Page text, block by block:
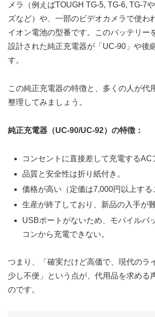
メラ（例えばTOUGH TG-5, TG-6, TG-7
ズなど）や、一部のビデオカメラで使わ
イオン電池の型番です。このバッテリー
設計された純正充電器が「UC-90」や後
す。
この純正充電器の特徴と、多くの人が代
整理してみましょう。
純正充電器（UC-90/UC-92）の特徴：
コンセントに直接差して充電するAC
品質と安全性は折り紙付き。
価格が高い（定価は7,000円以上する
生産が終了しており、新品の入手が難
USBポートがないため、モバイルバ
コンから充電できない。
つまり、「確実だけど高価で、現代のラ
少し不便」という点が、代用品を求める
のです。